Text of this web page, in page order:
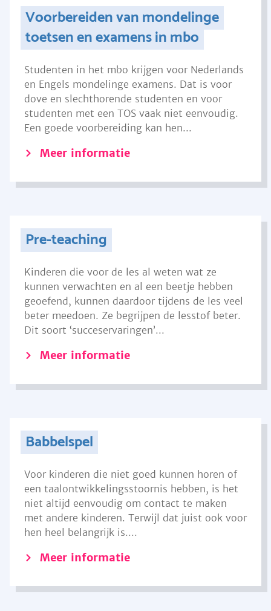
Voorbereiden van mondelinge
toetsen en examens in mbo
Studenten in het mbo krijgen voor Nederlands
en Engels mondelinge examens. Dat is voor
dove en slechthorende studenten en voor
studenten met een TOS vaak niet eenvoudig.
Een goede voorbereiding kan hen...
Meer informatie
Pre-teaching
Kinderen die voor de les al weten wat ze
kunnen verwachten en al een beetje hebben
geoefend, kunnen daardoor tijdens de les veel
beter meedoen. Ze begrijpen de lesstof beter.
Dit soort ‘succeservaringen’...
Meer informatie
Babbelspel
Voor kinderen die niet goed kunnen horen of
een taalontwikkelingsstoornis hebben, is het
niet altijd eenvoudig om contact te maken
met andere kinderen. Terwijl dat juist ook voor
hen heel belangrijk is....
Meer informatie